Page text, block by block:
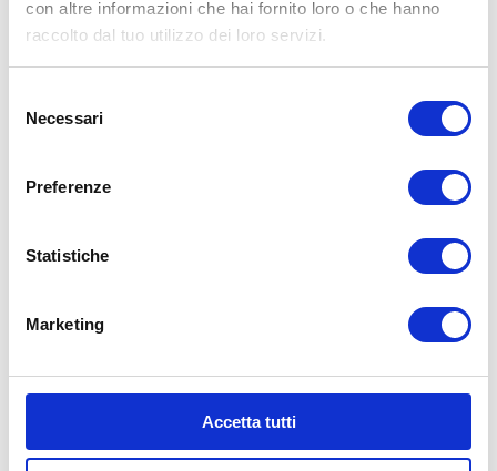
con altre informazioni che hai fornito loro o che hanno
raccolto dal tuo utilizzo dei loro servizi.
delNecessari
Preferenze
Statistiche
Marketing
Accetta tutti
PNEUMATICI CON
Un’altra capacità che le gomme per auto
strada.
In fase di partenza da fermo la forza di
rotazione delle ruote mosse da un motore